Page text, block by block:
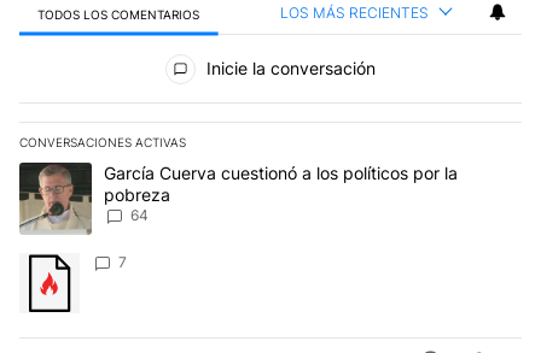
TODOS LOS COMENTARIOS LOS MÁS RECIENTES
Todos los comentarios
Inicie la conversación
CONVERSACIONES ACTIVAS
Este listado muestra los artículos con más comentarios en los
Un artículo de tendencia con el título "García Cuerva cuestionó
García Cuerva cuestionó a los políticos por la
pobreza
64
Un artículo de tendencia con el título "" con 7 comentarios.
7